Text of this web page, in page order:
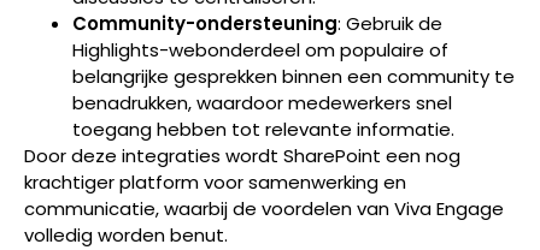
Community-ondersteuning: Gebruik de
Highlights-webonderdeel om populaire of
belangrijke gesprekken binnen een community te
benadrukken, waardoor medewerkers snel
toegang hebben tot relevante informatie.
Door deze integraties wordt SharePoint een nog
krachtiger platform voor samenwerking en
communicatie, waarbij de voordelen van Viva Engage
volledig worden benut.